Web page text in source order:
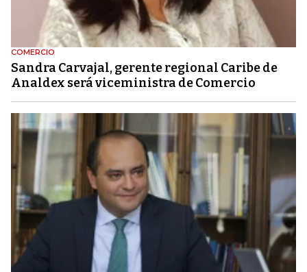
COMERCIO
Sandra Carvajal, gerente regional Caribe de
Analdex será viceministra de Comercio